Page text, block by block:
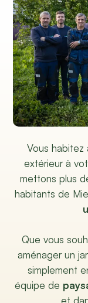
Vous habitez
extérieur à
mettons plus
habitants de
Que vous
aménager un
simplement
équipe de
et